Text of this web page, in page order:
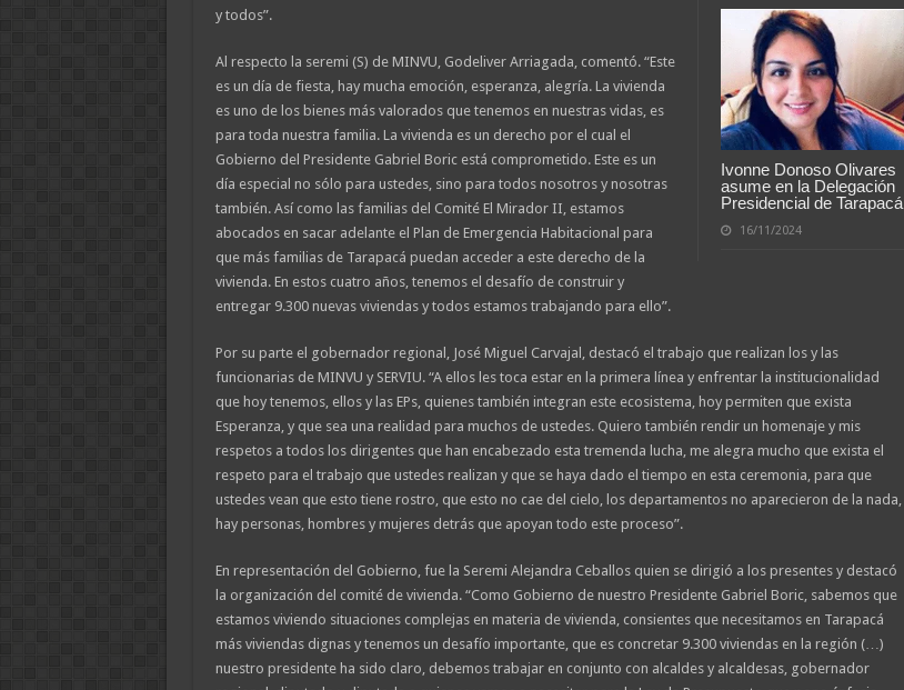
Ivonne Donoso Olivares
asume en la Delegación
Presidencial de Tarapacá
16/11/2024
y todos”.
Al respecto la seremi (S) de MINVU, Godeliver Arriagada, comentó. “Este
es un día de fiesta, hay mucha emoción, esperanza, alegría. La vivienda
es uno de los bienes más valorados que tenemos en nuestras vidas, es
para toda nuestra familia. La vivienda es un derecho por el cual el
Gobierno del Presidente Gabriel Boric está comprometido. Este es un
día especial no sólo para ustedes, sino para todos nosotros y nosotras
también. Así como las familias del Comité El Mirador II, estamos
abocados en sacar adelante el Plan de Emergencia Habitacional para
que más familias de Tarapacá puedan acceder a este derecho de la
vivienda. En estos cuatro años, tenemos el desafío de construir y
entregar 9.300 nuevas viviendas y todos estamos trabajando para ello”.
Por su parte el gobernador regional, José Miguel Carvajal, destacó el trabajo que realizan los y las
funcionarias de MINVU y SERVIU. “A ellos les toca estar en la primera línea y enfrentar la institucionalidad
que hoy tenemos, ellos y las EPs, quienes también integran este ecosistema, hoy permiten que exista
Esperanza, y que sea una realidad para muchos de ustedes. Quiero también rendir un homenaje y mis
respetos a todos los dirigentes que han encabezado esta tremenda lucha, me alegra mucho que exista el
respeto para el trabajo que ustedes realizan y que se haya dado el tiempo en esta ceremonia, para que
ustedes vean que esto tiene rostro, que esto no cae del cielo, los departamentos no aparecieron de la nada,
hay personas, hombres y mujeres detrás que apoyan todo este proceso”.
En representación del Gobierno, fue la Seremi Alejandra Ceballos quien se dirigió a los presentes y destacó
la organización del comité de vivienda. “Como Gobierno de nuestro Presidente Gabriel Boric, sabemos que
estamos viviendo situaciones complejas en materia de vivienda, consientes que necesitamos en Tarapacá
más viviendas dignas y tenemos un desafío importante, que es concretar 9.300 viviendas en la región (…)
nuestro presidente ha sido claro, debemos trabajar en conjunto con alcaldes y alcaldesas, gobernador